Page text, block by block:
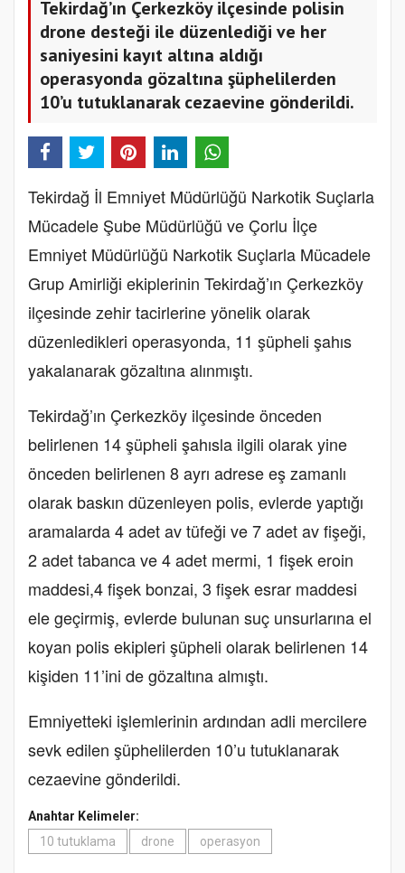
Tekirdağ’ın Çerkezköy ilçesinde polisin
drone desteği ile düzenlediği ve her
saniyesini kayıt altına aldığı
operasyonda gözaltına şüphelilerden
10’u tutuklanarak cezaevine gönderildi.
Tekirdağ İl Emniyet Müdürlüğü Narkotik Suçlarla
Mücadele Şube Müdürlüğü ve Çorlu İlçe
Emniyet Müdürlüğü Narkotik Suçlarla Mücadele
Grup Amirliği ekiplerinin Tekirdağ’ın Çerkezköy
ilçesinde zehir tacirlerine yönelik olarak
düzenledikleri operasyonda, 11 şüpheli şahıs
yakalanarak gözaltına alınmıştı.
Tekirdağ’ın Çerkezköy ilçesinde önceden
belirlenen 14 şüpheli şahısla ilgili olarak yine
önceden belirlenen 8 ayrı adrese eş zamanlı
olarak baskın düzenleyen polis, evlerde yaptığı
aramalarda 4 adet av tüfeği ve 7 adet av fişeği,
2 adet tabanca ve 4 adet mermi, 1 fişek eroin
maddesi,4 fişek bonzai, 3 fişek esrar maddesi
ele geçirmiş, evlerde bulunan suç unsurlarına el
koyan polis ekipleri şüpheli olarak belirlenen 14
kişiden 11’ini de gözaltına almıştı.
Emniyetteki işlemlerinin ardından adli mercilere
sevk edilen şüphelilerden 10’u tutuklanarak
cezaevine gönderildi.
Anahtar Kelimeler:
10 tutuklama
drone operasyon